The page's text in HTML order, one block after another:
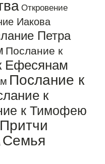
Откровение
Иакова
Петра
Послание к
Ефесянам
Послание к
к
к Тимофею
Притчи
Семья